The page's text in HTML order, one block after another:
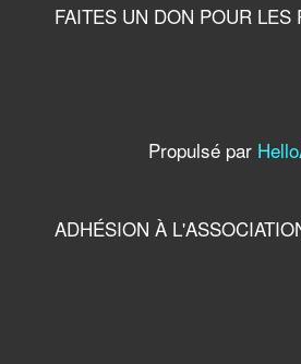
FAITES UN DON POUR LES
Propulsé par
ADHÉSION À